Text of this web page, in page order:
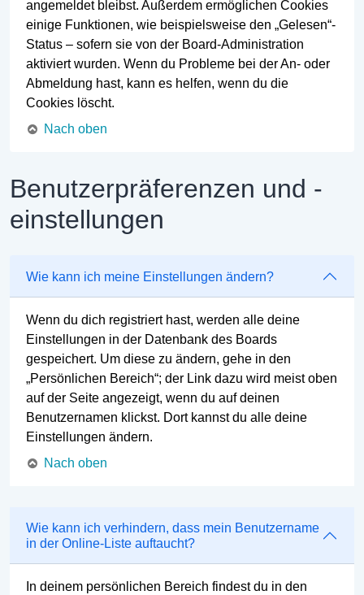
angemeldet bleibst. Außerdem ermöglichen Cookies
einige Funktionen, wie beispielsweise den „Gelesen“-
Status – sofern sie von der Board-Administration
aktiviert wurden. Wenn du Probleme bei der An- oder
Abmeldung hast, kann es helfen, wenn du die
Cookies löscht.
Nach oben
Benutzerpräferenzen und -
einstellungen
Wie kann ich meine Einstellungen ändern?
Wenn du dich registriert hast, werden alle deine
Einstellungen in der Datenbank des Boards
gespeichert. Um diese zu ändern, gehe in den
„Persönlichen Bereich“; der Link dazu wird meist oben
auf der Seite angezeigt, wenn du auf deinen
Benutzernamen klickst. Dort kannst du alle deine
Einstellungen ändern.
Nach oben
Wie kann ich verhindern, dass mein Benutzername
in der Online-Liste auftaucht?
In deinem persönlichen Bereich findest du in den